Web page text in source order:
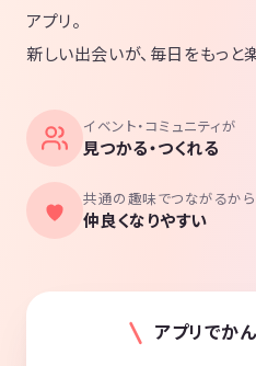
アプリ。
新しい出会いが、毎日をもっと楽
イベント・コミュニティが
見つかる・つくれる
共通の趣味でつながるから
仲良くなりやすい
アプリでか